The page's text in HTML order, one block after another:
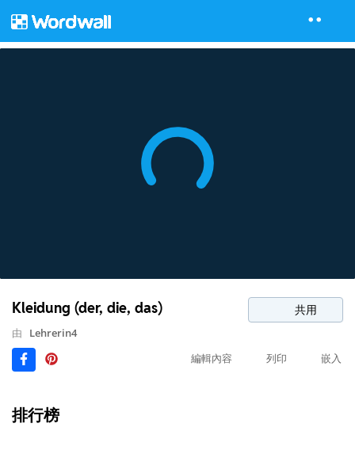
Kleidung (der, die, das) 共用
由
Lehrerin4
編輯內容
列印 嵌入
排行榜